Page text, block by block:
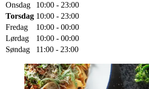
Onsdag
10:00 - 23:00
Torsdag 10:00 - 23:00
Fredag
10:00 - 00:00
Lørdag
10:00 - 00:00
Søndag
11:00 - 23:00